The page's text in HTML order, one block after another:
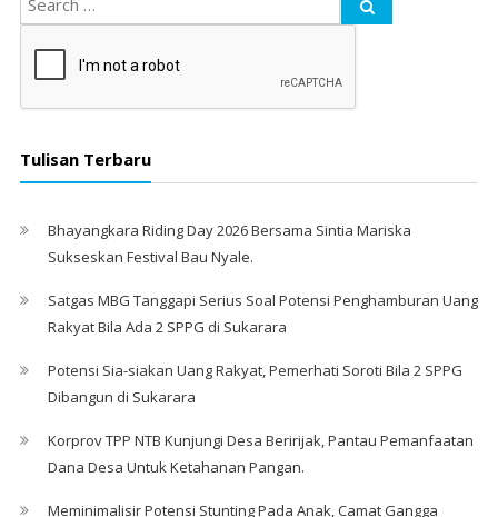
Tulisan Terbaru
Bhayangkara Riding Day 2026 Bersama Sintia Mariska
Sukseskan Festival Bau Nyale. ‎
Satgas MBG Tanggapi Serius Soal Potensi Penghamburan Uang
Rakyat Bila Ada 2 SPPG di Sukarara
Potensi Sia-siakan Uang Rakyat, Pemerhati Soroti Bila 2 SPPG
Dibangun di Sukarara
Korprov TPP NTB Kunjungi Desa Beririjak, Pantau Pemanfaatan
Dana Desa Untuk Ketahanan Pangan.
Meminimalisir Potensi Stunting Pada Anak, Camat Gangga